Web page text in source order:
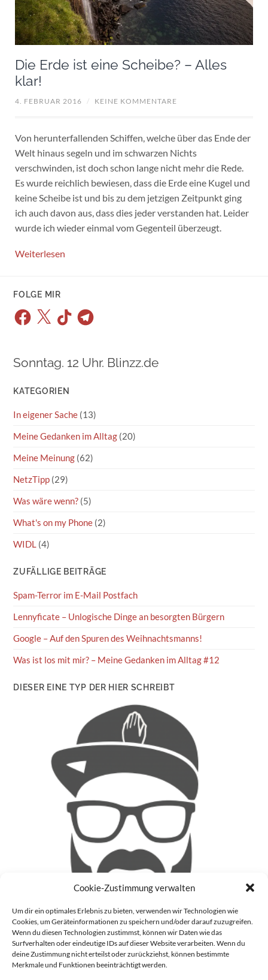
Cookie-Zustimmung verwalten
Um dir ein optimales Erlebnis zu bieten, verwenden wir Technologien wie
Cookies, um Geräteinformationen zu speichern und/oder darauf zuzugreifen.
Wenn du diesen Technologien zustimmst, können wir Daten wie das
Surfverhalten oder eindeutige IDs auf dieser Website verarbeiten. Wenn du
deine Zustimmung nicht erteilst oder zurückziehst, können bestimmte
Merkmale und Funktionen beeinträchtigt werden.
Die Erde ist eine Scheibe? – Alles
klar!
4. FEBRUAR 2016 / KEINE KOMMENTARE
Von herunterfallenden Schiffen, welche über das Ende der
Welt hinaus segeln und im schwarzen Nichts
verschwinden, ist doch schon lange nicht mehr die Rede.
Es wurde reichlich bewiesen, dass die Erde eine Kugel und
keine Scheibe ist und bis zu dem jetzigen Zeitpunkt ging
ich auch davon aus, dass dies jeder verstanden hat. Leider
wurde ich wieder einmal vom Gegenteil überzeugt.
Weiterlesen
FOLGE MIR
Facebook
X TikTokTelegram
Sonntag. 12 Uhr. Blinzz.de
KATEGORIEN
In eigener Sache (13)
Meine Gedanken im Alltag (20)
Meine Meinung (62)
NetzTipp (29)
Was wäre wenn? (5)
What's on my Phone (2)
WIDL (4)
ZUFÄLLIGE BEITRÄGE
Spam-Terror im E-Mail Postfach
Lennyficate – Unlogische Dinge an besorgten Bürgern
Google – Auf den Spuren des Weihnachtsmanns!
Was ist los mit mir? – Meine Gedanken im Alltag #12
DIESER EINE TYP DER HIER SCHREIBT
Patrick